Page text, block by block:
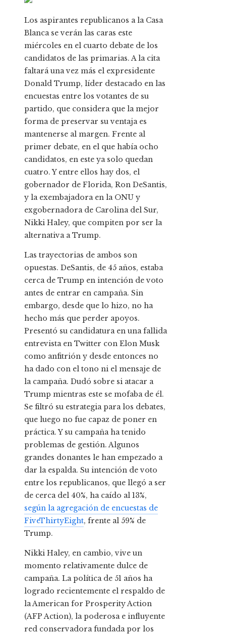
Los aspirantes republicanos a la Casa
Blanca se verán las caras este
miércoles en el cuarto debate de los
candidatos de las primarias. A la cita
faltará una vez más el expresidente
Donald Trump, líder destacado en las
encuestas entre los votantes de su
partido, que considera que la mejor
forma de preservar su ventaja es
mantenerse al margen. Frente al
primer debate, en el que había ocho
candidatos, en este ya solo quedan
cuatro. Y entre ellos hay dos, el
gobernador de Florida, Ron DeSantis,
y la exembajadora en la ONU y
exgobernadora de Carolina del Sur,
Nikki Haley, que compiten por ser la
alternativa a Trump.
Las trayectorias de ambos son
opuestas. DeSantis, de 45 años, estaba
cerca de Trump en intención de voto
antes de entrar en campaña. Sin
embargo, desde que lo hizo, no ha
hecho más que perder apoyos.
Presentó su candidatura en una fallida
entrevista en Twitter con Elon Musk
como anfitrión y desde entonces no
ha dado con el tono ni el mensaje de
la campaña. Dudó sobre si atacar a
Trump mientras este se mofaba de él.
Se filtró su estrategia para los debates,
que luego no fue capaz de poner en
práctica. Y su campaña ha tenido
problemas de gestión. Algunos
grandes donantes le han empezado a
dar la espalda. Su intención de voto
entre los republicanos, que llegó a ser
de cerca del 40%, ha caído al 13%,
según la agregación de encuestas de
FiveThirtyEight, frente al 59% de
Trump.
Nikki Haley, en cambio, vive un
momento relativamente dulce de
campaña. La política de 51 años ha
logrado recientemente el respaldo de
la American for Prosperity Action
(AFP Action), la poderosa e influyente
red conservadora fundada por los